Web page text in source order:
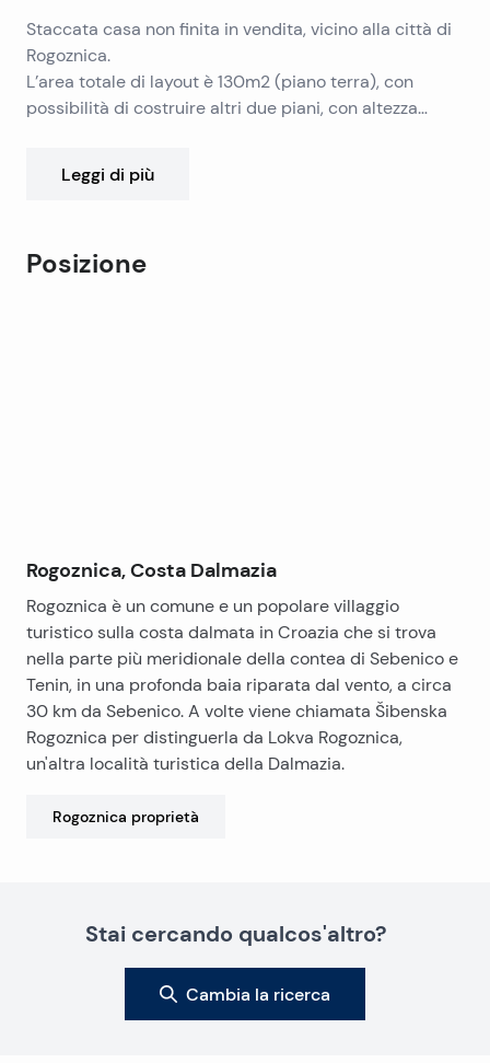
Staccata casa non finita in vendita, vicino alla città di
Rogoznica.
L’area totale di layout è 130m2 (piano terra), con
possibilità di costruire altri due piani, con altezza
elettricità), e la parte sinistra è incompiuta, legalizzata.
L’aeroporto di Spalato dista 30 km.
Leggi di più
Posizione
Rogoznica, Costa Dalmazia
Rogoznica è un comune e un popolare villaggio
turistico sulla costa dalmata in Croazia che si trova
nella parte più meridionale della contea di Sebenico e
Tenin, in una profonda baia riparata dal vento, a circa
30 km da Sebenico. A volte viene chiamata Šibenska
Rogoznica per distinguerla da Lokva Rogoznica,
un'altra località turistica della Dalmazia.
Rogoznica proprietà
Stai cercando qualcos'altro?
Cambia la ricerca